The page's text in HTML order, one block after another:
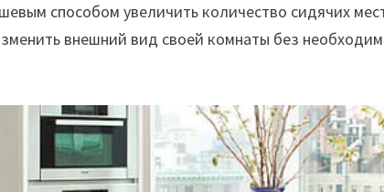
способом увеличить количество сидячих
внешний вид своей комнаты без